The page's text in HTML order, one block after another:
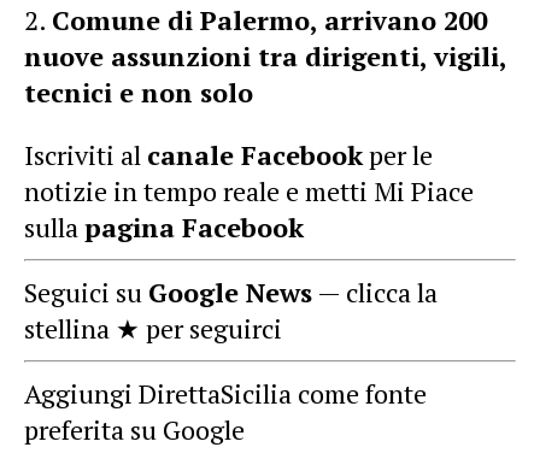
Comune di Palermo, arrivano 200
nuove assunzioni tra dirigenti, vigili,
tecnici e non solo
Iscriviti al canale Facebookper le
notizie in tempo reale e metti Mi Piace
sullapagina Facebook
Seguici su Google News — clicca la
stellina ★ per seguirci
Aggiungi DirettaSicilia come fonte
preferita su Google